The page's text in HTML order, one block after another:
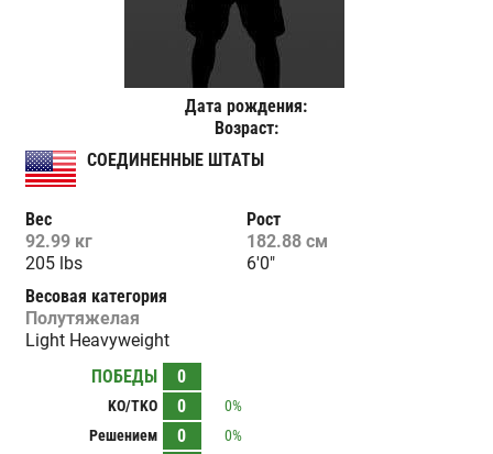
Дата рождения:
Возраст:
СОЕДИНЕННЫЕ ШТАТЫ
Вес
92.99 кг
205 lbs
Рост
182.88 см
6'0"
Весовая категория
Полутяжелая
Light Heavyweight
ПОБЕДЫ
0
KO/TKO 0
0%
Решением
0
0%